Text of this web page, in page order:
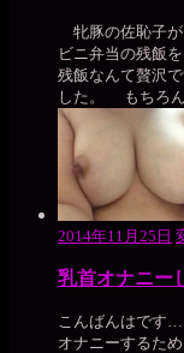
牝豚の佐恥子が
ビニ弁当の残飯
残飯なんて贅沢
した。 もちろん
2014年11月25日
乳首オナニ
こんばんはです
オナニーするた